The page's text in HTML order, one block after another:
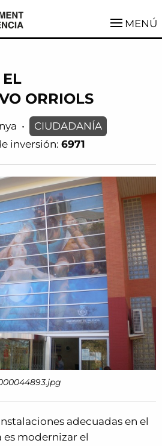
MENÚ
ORRIOLS
•
CIUDADANÍA
inversión: 6971
adecuadas en el
modernizar el